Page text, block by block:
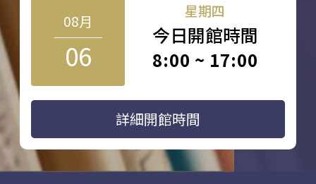
08月
06
星期四
今日開館時間
8:00 ~ 17:00
詳細開館時間